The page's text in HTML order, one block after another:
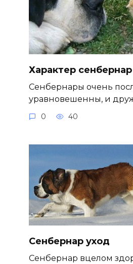
Характер сенбернар
Сенбернары очень
уравновешенны, и
0 40
Сенбернар уход
Сенбернар вцелом